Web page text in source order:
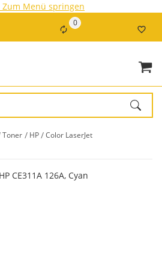
Zum Menü springen
0
Toner HP
Color LaserJet